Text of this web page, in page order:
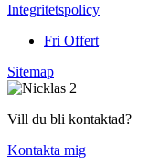
Integritetspolicy
Fri Offert
Sitemap
Vill du bli kontaktad?
Kontakta mig